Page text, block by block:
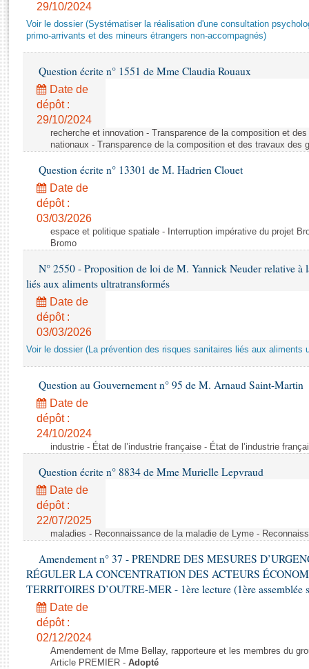
Rapports d'information
Rapports d'enquête
Rapports législatifs
Rapports sur l'application des lois
Baromètre de l’application des lois
Budget et sécurité sociale
Comptes rendus des débats
Liens vers les sites publics
29/10/2024
Voir le dossier (Systématiser la réalisation d'une consultation
primo-arrivants et des mineurs étrangers non-accompagnés)
Question écrite n° 1551 de Mme Claudia Rouaux
Date de
dépôt :
29/10/2024
recherche et innovation - Transparence de la composition et
nationaux - Transparence de la composition et des travaux des
Question écrite n° 13301 de M. Hadrien Clouet
Date de
dépôt :
03/03/2026
espace et politique spatiale - Interruption impérative du projet
Bromo
N° 2550 - Proposition de loi de M. Yannick Neuder relative à
liés aux aliments ultratransformés
Date de
dépôt :
03/03/2026
Voir le dossier (La prévention des risques sanitaires liés aux aliments
Question au Gouvernement n° 95 de M. Arnaud Saint-Martin
Date de
dépôt :
24/10/2024
industrie - État de l’industrie française - État de l’industrie
Question écrite n° 8834 de Mme Murielle Lepvraud
Date de
dépôt :
22/07/2025
maladies - Reconnaissance de la maladie de Lyme -
Amendement n° 37 - PRENDRE DES MESURES
RÉGULER LA CONCENTRATION DES ACTEURS
TERRITOIRES D’OUTRE-MER - 1ère lecture (1ère assemblée
Date de
dépôt :
02/12/2024
Amendement de Mme Bellay, rapporteure et les membres du
Article PREMIER - Adopté